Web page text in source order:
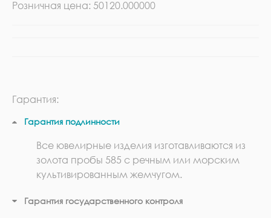
Розничная цена: 50120.000000
Гарантия:
Гарантия подлинности
Все ювелирные изделия изготавливаются из
золота пробы 585 с речным или морским
культивированным жемчугом.
Гарантия государственного контроля